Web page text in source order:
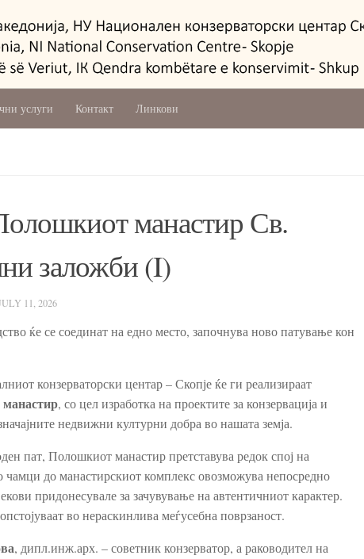
услуги Контакт Линкови
манастир Св.
заложби (I)
11, 2026
ќе се соединат на едно место, започнува ново патување кон
конзерваторски центар – Скопје ќе ги реализираат
, со цел изработка на проектите за конзервација и
недвижни културни добра во нашата земја.
пат, Полошкиот манастир претставува редок спој на
до манастирскиот комплекс овозможува непосредно
придонесувале за зачувување на автентичниот карактер.
во нераскинлива меѓусебна поврзаност.
, дипл.инж.арх. – советник конзерватор, а раководител на